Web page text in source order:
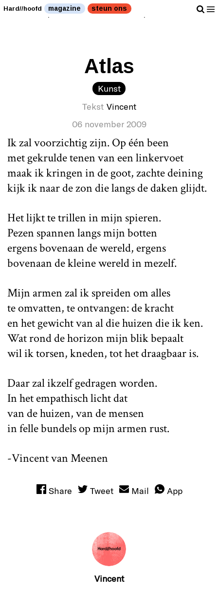
Gedichten op Hardhoofd. Vincent trapt af." />
Gedichten op Hardhoofd. Vincent trapt af." />
Hard//hoofd magazine steun ons
Atlas
Kunst
Tekst Vincent
06 november 2009
Ik zal voorzichtig zijn. Op één been
met gekrulde tenen van een linkervoet
maak ik kringen in de goot, zachte deining
kijk ik naar de zon die langs de daken glijdt.
Het lijkt te trillen in mijn spieren.
Pezen spannen langs mijn botten
ergens bovenaan de wereld, ergens
bovenaan de kleine wereld in mezelf.
Mijn armen zal ik spreiden om alles
te omvatten, te ontvangen: de kracht
en het gewicht van al die huizen die ik ken.
Wat rond de horizon mijn blik bepaalt
wil ik torsen, kneden, tot het draagbaar is.
Daar zal ikzelf gedragen worden.
In het empathisch licht dat
van de huizen, van de mensen
in felle bundels op mijn armen rust.
-Vincent van Meenen
Share Tweet Mail App
Vincent